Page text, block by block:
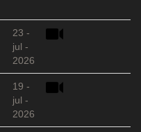
23 -
jul -
2026
19 -
jul -
2026